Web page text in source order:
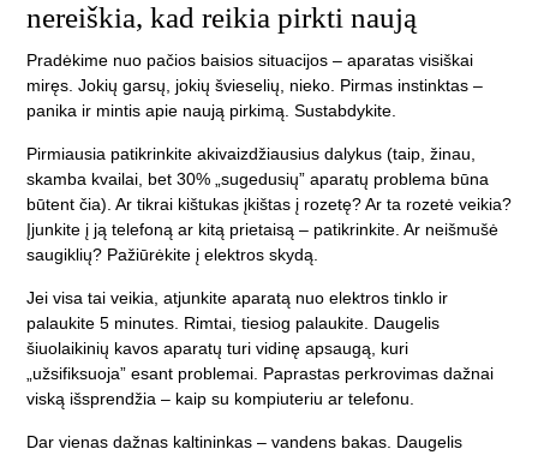
nereiškia, kad reikia pirkti naują
Pradėkime nuo pačios baisios situacijos – aparatas visiškai
miręs. Jokių garsų, jokių švieselių, nieko. Pirmas instinktas –
panika ir mintis apie naują pirkimą. Sustabdykite.
Pirmiausia patikrinkite akivaizdžiausius dalykus (taip, žinau,
skamba kvailai, bet 30% „sugedusių” aparatų problema būna
būtent čia). Ar tikrai kištukas įkištas į rozetę? Ar ta rozetė veikia?
Įjunkite į ją telefoną ar kitą prietaisą – patikrinkite. Ar neišmušė
saugiklių? Pažiūrėkite į elektros skydą.
Jei visa tai veikia, atjunkite aparatą nuo elektros tinklo ir
palaukite 5 minutes. Rimtai, tiesiog palaukite. Daugelis
šiuolaikinių kavos aparatų turi vidinę apsaugą, kuri
„užsifiksuoja” esant problemai. Paprastas perkrovimas dažnai
viską išsprendžia – kaip su kompiuteriu ar telefonu.
Dar vienas dažnas kaltininkas – vandens bakas. Daugelis